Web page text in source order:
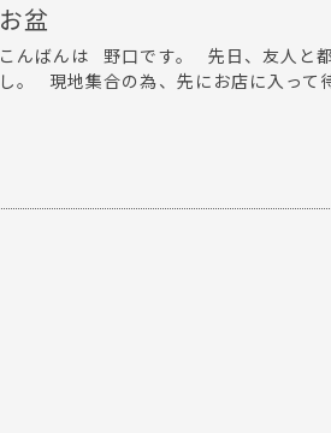
お盆
こんばんは 野口です。 先日、友人と
し。 現地集合の為、先にお店に入って